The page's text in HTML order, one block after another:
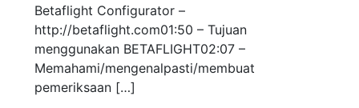
Betaflight Configurator –
http://betaflight.com01:50 – Tujuan
menggunakan BETAFLIGHT02:07 –
Memahami/mengenalpasti/membuat
pemeriksaan […]